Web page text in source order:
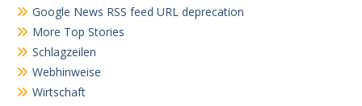
Google News RSS feed URL deprecation
More Top Stories
Schlagzeilen
Webhinweise
Wirtschaft